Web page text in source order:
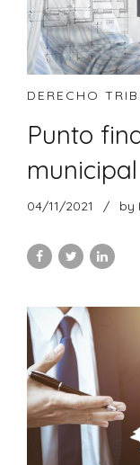
DERECHO
Punto
municipal
04/11/2021 by